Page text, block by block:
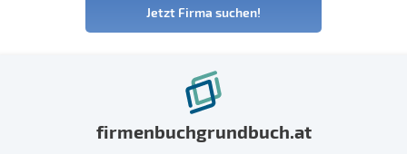
Jetzt Firma suchen!
firmenbuchgrundbuch.at